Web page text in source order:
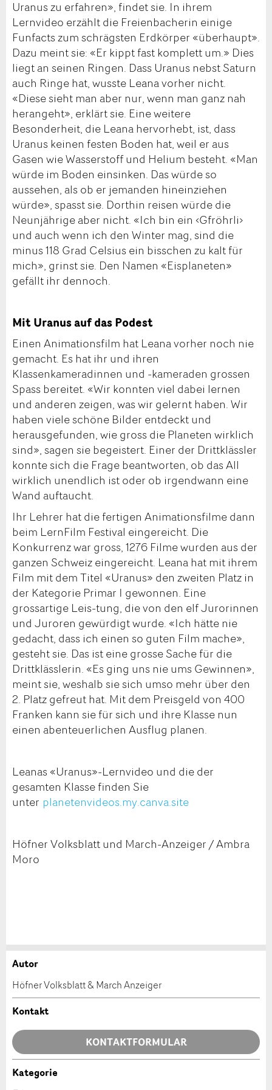
Uranus zu erfahren», findet sie. In ihrem
Lernvideo erzählt die Freienbacherin einige
Funfacts zum schrägsten Erdkörper «überhaupt».
Dazu meint sie: «Er kippt fast komplett um.» Dies
liegt an seinen Ringen. Dass Uranus nebst Saturn
auch Ringe hat, wusste Leana vorher nicht.
«Diese sieht man aber nur, wenn man ganz nah
herangeht», erklärt sie. Eine weitere
Besonderheit, die Leana hervorhebt, ist, dass
Uranus keinen festen Boden hat, weil er aus
Gasen wie Wasserstoff und Helium besteht. «Man
würde im Boden einsinken. Das würde so
aussehen, als ob er jemanden hineinziehen
würde», spasst sie. Dorthin reisen würde die
Neunjährige aber nicht. «Ich bin ein ‹Gfröhrli›
und auch wenn ich den Winter mag, sind die
minus 118 Grad Celsius ein bisschen zu kalt für
mich», grinst sie. Den Namen «Eisplaneten»
gefällt ihr dennoch.
Mit Uranus auf das Podest
Einen Animationsfilm hat Leana vorher noch nie
gemacht. Es hat ihr und ihren
Klassenkameradinnen und -kameraden grossen
Spass bereitet. «Wir konnten viel dabei lernen
und anderen zeigen, was wir gelernt haben. Wir
haben viele schöne Bilder entdeckt und
herausgefunden, wie gross die Planeten wirklich
sind», sagen sie begeistert. Einer der Drittklässler
konnte sich die Frage beantworten, ob das All
wirklich unendlich ist oder ob irgendwann eine
Wand auftaucht.
Ihr Lehrer hat die fertigen Animationsfilme dann
beim LernFilm Festival eingereicht. Die
Konkurrenz war gross, 1276 Filme wurden aus der
ganzen Schweiz eingereicht. Leana hat mit ihrem
Film mit dem Titel «Uranus» den zweiten Platz in
der Kategorie Primar I gewonnen. Eine
grossartige Leis-tung, die von den elf Jurorinnen
und Juroren gewürdigt wurde. «Ich hätte nie
gedacht, dass ich einen so guten Film mache»,
gesteht sie. Das ist eine grosse Sache für die
Drittklässlerin. «Es ging uns nie ums Gewinnen»,
meint sie, weshalb sie sich umso mehr über den
2. Platz gefreut hat. Mit dem Preisgeld von 400
Franken kann sie für sich und ihre Klasse nun
einen abenteuerlichen Ausflug planen.
Leanas «Uranus»-Lernvideo und die der
gesamten Klasse finden Sie
unter planetenvideos.my.canva.site
Höfner Volksblatt und March-Anzeiger / Ambra
Moro
Anzeige beanstanden
Ihr Feedback wird sehr geschätzt!
Allgemeines Feedback
Anzeige nicht mehr gültig
Anzeige unvollständig
Anzeige weiterempfehlen
Empfehlen Sie diese Anzeige an Freunde weiter.
Autor
Höfner Volksblatt & March Anzeiger
Kontakt
KONTAKTFORMULAR
Kategorie